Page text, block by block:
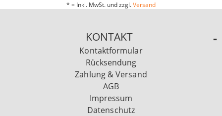
* = Inkl. MwSt. und zzgl.Versand
KONTAKT
Kontaktformular
Rücksendung
Zahlung & Versand
AGB
Impressum
Datenschutz